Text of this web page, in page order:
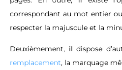
correspondant au mot entier
respecter la majuscule et la
Deuxièmement, il dispose
remplacement, la marquage